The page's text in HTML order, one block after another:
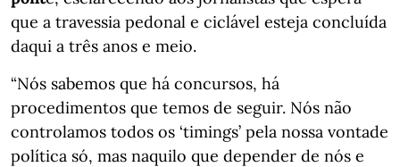
que a travessia pedonal e ciclável esteja concluída
daqui a três anos e meio.
“Nós sabemos que há concursos, há
procedimentos que temos de seguir. Nós não
controlamos todos os ‘timings’ pela nossa vontade
política só, mas naquilo que depender de nós e